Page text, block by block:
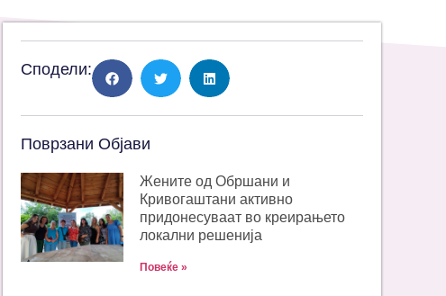
Сподели:
Поврзани Објави
Жените од Обршани и
Кривогаштани активно
придонесуваат во креирањето
локални решенија
Повеќе »